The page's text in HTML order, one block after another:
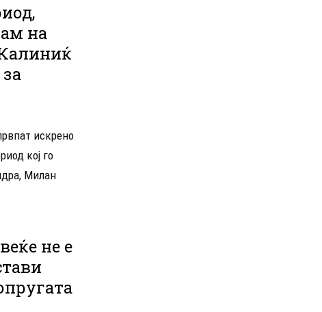
на
искрено
кој го
Милан
не е